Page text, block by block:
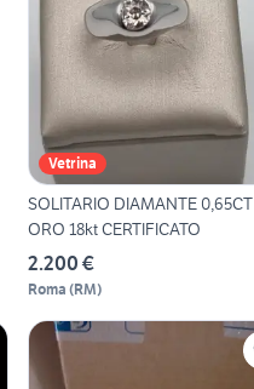
Vetrina
SOLITARIO DIAMANTE 0,65CT
ORO 18kt CERTIFICATO
2.200 €
Roma (RM)